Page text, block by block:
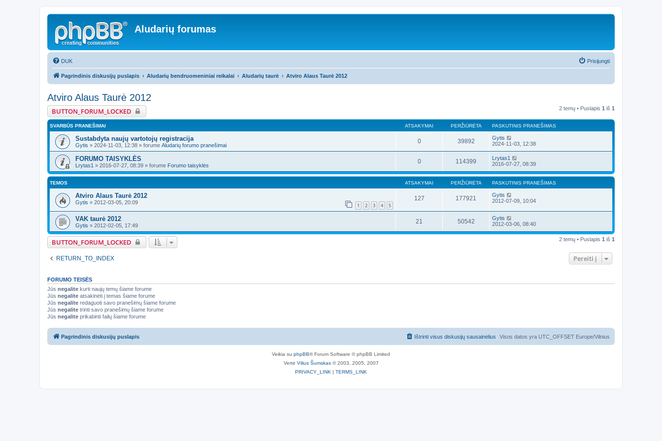
Aludarių forumas
DUK Prisijungti
Pagrindinis diskusijų puslapis Aludarių bendruomeniniai reikalai Aludarių taurė Atviro Alaus Taurė 2012
Atviro Alaus Taurė 2012
BUTTON_FORUM_LOCKED 2 temų • Puslapis 1 iš 1
SVARBŪS PRANEŠIMAI ATSAKYMAI PERŽIŪRĖTA PASKUTINIS PRANEŠIMAS
Sustabdyta naujų vartotojų registracija
Gytis » 2024-11-03, 12:38 » forume Aludarių forumo pranešimai
0 39892
Gytis
2024-11-03, 12:38
FORUMO TAISYKLĖS
Lrytas1 » 2016-07-27, 08:39 » forume Forumo taisyklės
0 114399
Lrytas1
2016-07-27, 08:39
TEMOS ATSAKYMAI PERŽIŪRĖTA PASKUTINIS PRANEŠIMAS
Atviro Alaus Taurė 2012
Gytis » 2012-03-05, 20:09 1 2 3 4 5
127 177921
Gytis
2012-07-09, 10:04
VAK taurė 2012
Gytis » 2012-02-05, 17:49
21 50542
Gytis
2012-03-06, 08:40
BUTTON_FORUM_LOCKED 2 temų • Puslapis 1 iš 1
RETURN_TO_INDEX Pereiti į
FORUMO TEISĖS
Jūs negalite kurti naujų temų šiame forume
Jūs negalite atsakinėti į temas šiame forume
Jūs negalite redaguoti savo pranešimų šiame forume
Jūs negalite trinti savo pranešimų šiame forume
Jūs negalite prikabinti failų šiame forume
Pagrindinis diskusijų puslapis Visos datos yra UTC_OFFSET Europe/Vilnius
Ištrinti visus diskusijų sausainėlius
Veikia su phpBB® Forum Software © phpBB Limited
Vertė Vilius Šumskas© 2003, 2005, 2007
PRIVACY_LINK | TERMS_LINK